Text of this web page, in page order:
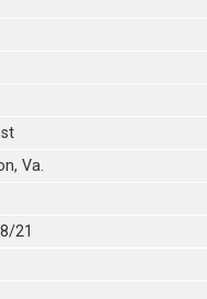
Va.
21